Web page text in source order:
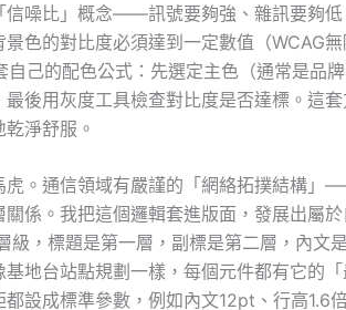
信噪比」概念——訊號要夠強、雜訊要夠低
色的對比度必須達到一定數值（WCAG
自己的配色公式：先選定主色（通常是品
最後用灰度工具檢查對比度是否達標。這
淨舒服。
虎。通信領域有嚴謹的「網絡拓撲結構」
係。我把這個邏輯套進版面，發展出屬於
級，標題是第一層，副標是第二層，內文
地台站點規劃一樣，每個元件都有它的
設成標準參數，例如內文12pt、行高1.6